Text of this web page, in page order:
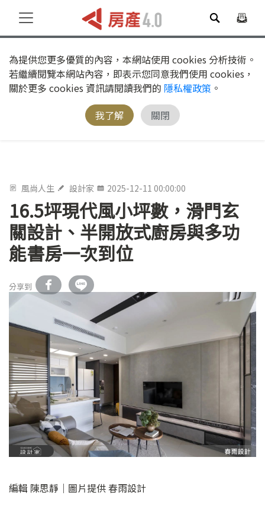
為提供您更多優質的內容，本網站使用 cookies 分析技術。
若繼續閱覽本網站內容，即表示您同意我們使用 cookies，
關於更多 cookies 資訊請閱讀我們的 隱私權政策 。
我了解
關閉
風尚人生 設計家 2025-12-11 00:00:00
16.5坪現代風小坪數，滑門玄
關設計、半開放式廚房與多功
能書房一次到位
分享到
編輯 陳思靜｜圖片提供 春雨設計